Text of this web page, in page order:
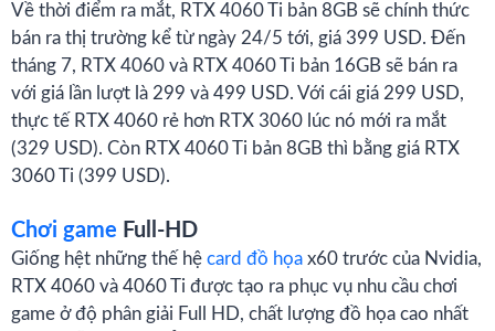
Về thời điểm ra mắt, RTX 4060 Ti bản 8GB sẽ chính thức
bán ra thị trường kể từ ngày 24/5 tới, giá 399 USD. Đến
tháng 7, RTX 4060 và RTX 4060 Ti bản 16GB sẽ bán ra
với giá lần lượt là 299 và 499 USD. Với cái giá 299 USD,
thực tế RTX 4060 rẻ hơn RTX 3060 lúc nó mới ra mắt
(329 USD). Còn RTX 4060 Ti bản 8GB thì bằng giá RTX
3060 Ti (399 USD).
Chơi game Full-HD
Giống hệt những thế hệ card đồ họa x60 trước của Nvidia,
RTX 4060 và 4060 Ti được tạo ra phục vụ nhu cầu chơi
game ở độ phân giải Full HD, chất lượng đồ họa cao nhất